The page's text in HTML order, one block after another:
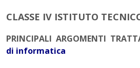
CLASSE IV ISTITUTO
PRINCIPALI ARGOMENTI
di informatica